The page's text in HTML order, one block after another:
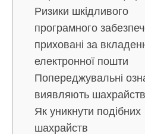
Ризики шкідливого
програмного
приховані за
електронної пошти
Попереджувальні
виявляють
Як уникнути подібних
шахрайств